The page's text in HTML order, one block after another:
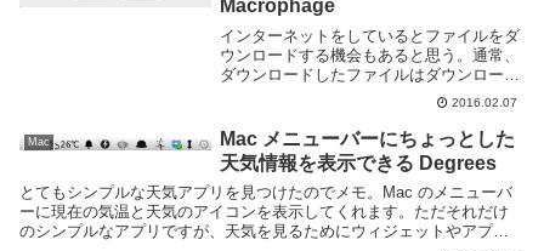
Macrophage
インターネットをしているとファイルをダ
ウンロードする機会もあると思う。通常、
ダウンロードしたファイルはダウンロード
フォルダに保存されます。様々なファイル
をダウンロードしていくとフリーソフトや
音楽、動画など気がついたら結構な容量を
使っている事...
2016.02.07
Mac
Mac メニューバーにちょっとした
天気情報を表示できる Degrees
とてもシンプルな天気アプリを見つけたのでメモ。Mac のメニューバ
ーに現在の気温と天気のアイコンを表示してくれます。ただそれだけ
のシンプルなアプリですが、天気を見るためにウィジェットやアプリ